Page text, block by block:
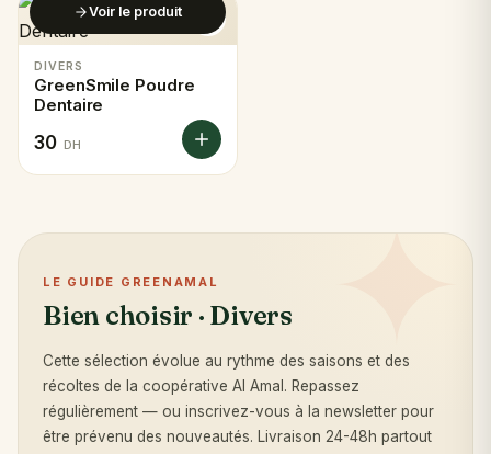
Voir le produit
DIVERS
GreenSmile Poudre
Dentaire
30 DH
✦
LE GUIDE GREENAMAL
Bien choisir · Divers
Cette sélection évolue au rythme des saisons et des
récoltes de la coopérative Al Amal. Repassez
régulièrement — ou inscrivez-vous à la newsletter pour
être prévenu des nouveautés. Livraison 24-48h partout